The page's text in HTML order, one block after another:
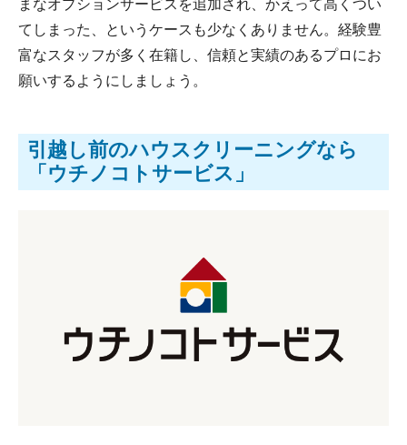
まなオプションサービスを追加され、かえって高くつい
てしまった、というケースも少なくありません。経験豊
富なスタッフが多く在籍し、信頼と実績のあるプロにお
願いするようにしましょう。
引越し前のハウスクリーニングなら
「ウチノコトサービス」